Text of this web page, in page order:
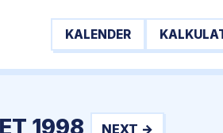
KALENDER
1998 NEXT →